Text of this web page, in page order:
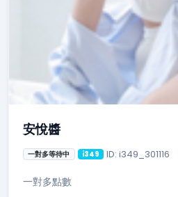
安悅醬
一對多等待中 i349 ID: i349_301116
一對多點數